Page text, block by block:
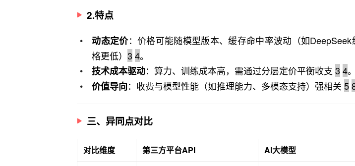
2.特点
动态定价：价格可能随模型版本、缓存命中率波动（如
格更低） 3 4。
技术成本驱动：算力、训练成本高，需通过分层定价平衡收支 3 4。
价值导向：收费与模型性能（如推理能力、多模态支持）强相关 5
三、异同点对比
对比维度 第三方平台API
AI大模型